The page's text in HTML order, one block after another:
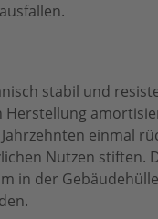
stabil und
Herstellung
einmal
Nutzen stiften.
in der